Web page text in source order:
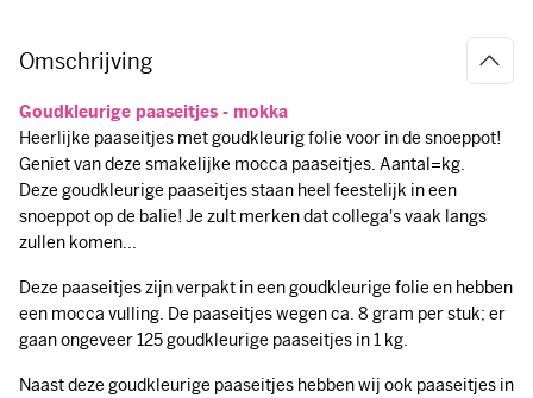
Omschrijving
Goudkleurige paaseitjes - mokka
Heerlijke paaseitjes met goudkleurig folie voor in de snoeppot!
Geniet van deze smakelijke mocca paaseitjes. Aantal=kg.
Deze goudkleurige paaseitjes staan heel feestelijk in een
snoeppot op de balie! Je zult merken dat collega's vaak langs
zullen komen...
Deze paaseitjes zijn verpakt in een goudkleurige folie en hebben
een mocca vulling. De paaseitjes wegen ca. 8 gram per stuk; er
gaan ongeveer 125 goudkleurige paaseitjes in 1 kg.
Naast deze goudkleurige paaseitjes hebben wij ook paaseitjes in